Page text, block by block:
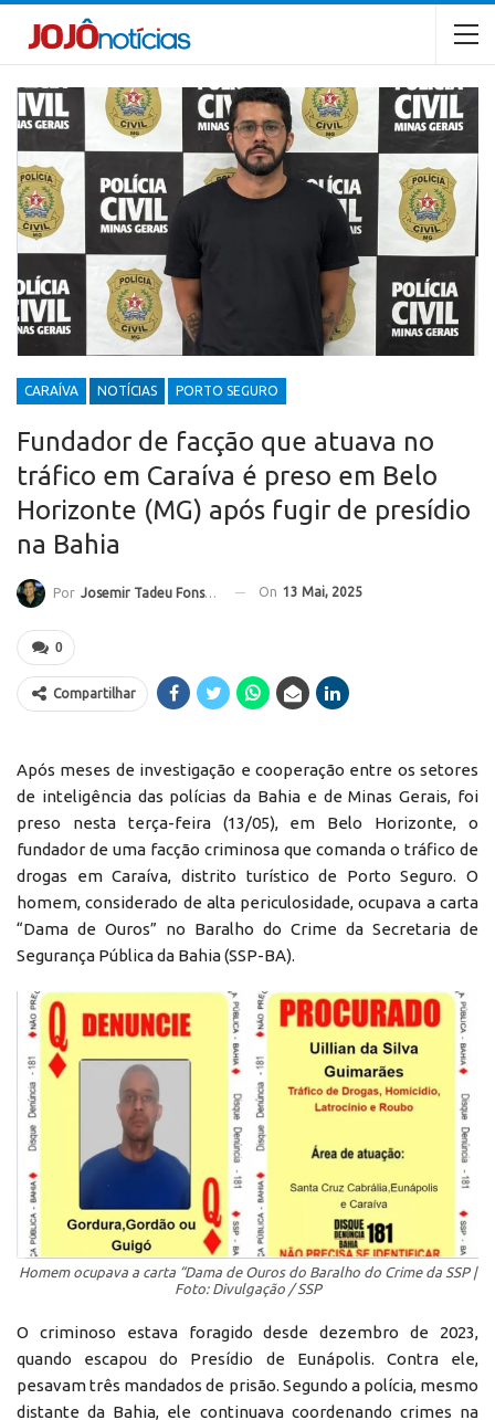
CARAÍVA NOTÍCIAS PORTO SEGURO
Fundador de facção que atuava no
tráfico em Caraíva é preso em Belo
Horizonte (MG) após fugir de presídio
na Bahia
Por Josemir Tadeu Fonseca On 13 Mai, 2025
0
Compartilhar
Após meses de investigação e cooperação entre os setores
de inteligência das polícias da Bahia e de Minas Gerais, foi
preso nesta terça-feira (13/05), em Belo Horizonte, o
fundador de uma facção criminosa que comanda o tráfico de
drogas em Caraíva, distrito turístico de Porto Seguro. O
homem, considerado de alta periculosidade, ocupava a carta
“Dama de Ouros” no Baralho do Crime da Secretaria de
Segurança Pública da Bahia (SSP-BA).
Homem ocupava a carta “Dama de Ouros do Baralho do Crime da SSP |
Foto: Divulgação / SSP
O criminoso estava foragido desde dezembro de 2023,
quando escapou do Presídio de Eunápolis. Contra ele,
pesavam três mandados de prisão. Segundo a polícia, mesmo
distante da Bahia, ele continuava coordenando crimes na